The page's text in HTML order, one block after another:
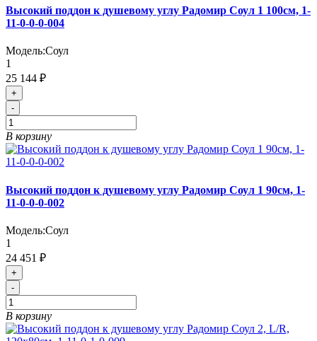
Высокий поддон к душевому углу Радомир Соул 1 100см, 1-
11-0-0-0-004
Модель:Соул
1
25 144 ₽
+
-
В корзину
Высокий поддон к душевому углу Радомир Соул 1 90см, 1-
11-0-0-0-002
Модель:Соул
1
24 451 ₽
+
-
В корзину